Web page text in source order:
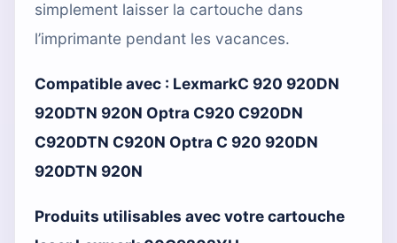
simplement laisser la cartouche dans
l’imprimante pendant les vacances.
Compatible avec : LexmarkC 920 920DN
920DTN 920N Optra C920 C920DN
C920DTN C920N Optra C 920 920DN
920DTN 920N
Produits utilisables avec votre cartouche